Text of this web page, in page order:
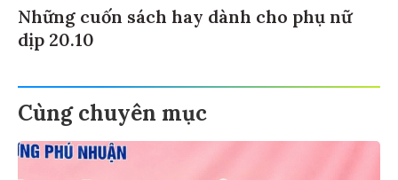
Những cuốn sách hay dành cho phụ nữ
dịp 20.10
Cùng chuyên mục